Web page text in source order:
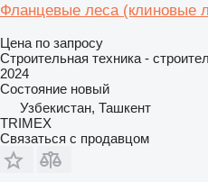
Фланцевые леса (клиновые
Цена по запросу
Строительная техника -
2024
Состояние новый
Узбекистан, Ташкент
TRIMEX
Связаться с продавцом